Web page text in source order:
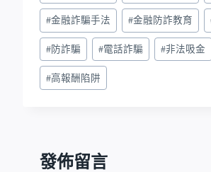
#金融詐騙手法 #金融防詐教育
#防詐騙 #電話詐騙 #非法吸金
#高報酬陷阱
發佈留言